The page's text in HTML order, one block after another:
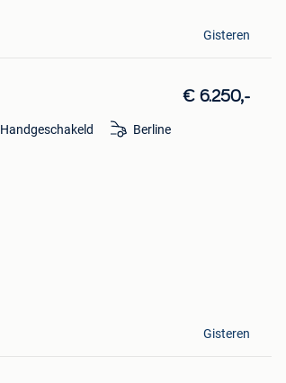
Gisteren
€ 6.250,-
Handgeschakeld Berline
Gisteren